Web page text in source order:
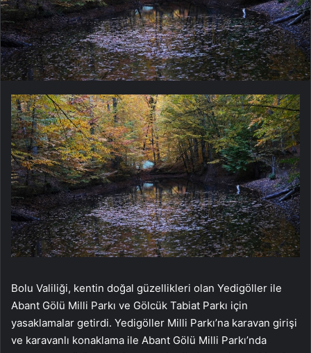
Bolu Valiliği, kentin doğal güzellikleri olan Yedigöller ile
Abant Gölü Milli Parkı ve Gölcük Tabiat Parkı için
yasaklamalar getirdi. Yedigöller Milli Parkı’na karavan girişi
ve karavanlı konaklama ile Abant Gölü Milli Parkı’nda